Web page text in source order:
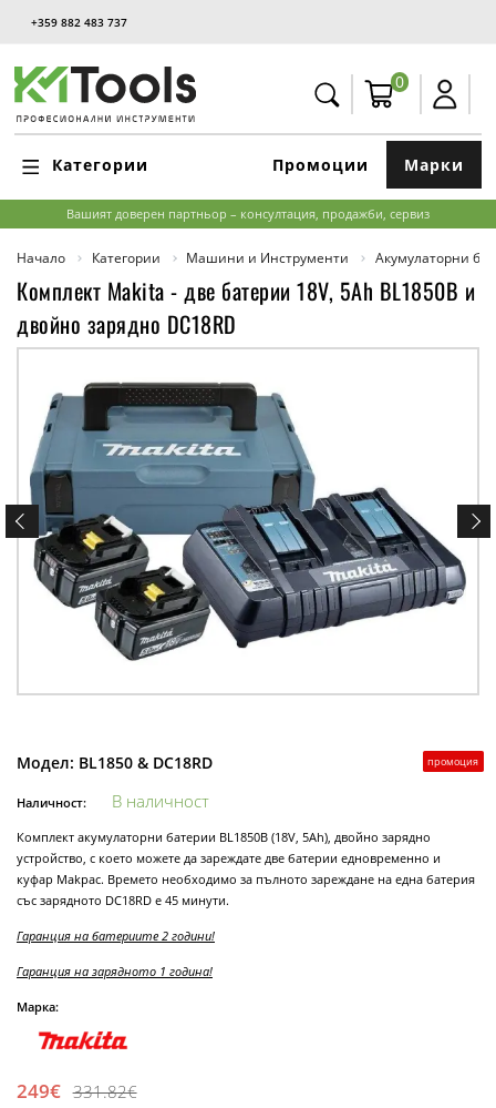
+359 882 483 737
0
Категории Марки
Промоции
Вашият доверен партньор – консултация, продажби, сервиз
Начало Категории Машини и Инструменти Акумулаторни
Комплект Makita - две батерии 18V, 5Ah BL1850B и
двойно зарядно DC18RD
промоция
Модел: BL1850 & DC18RD
Наличност: В наличност
Комплект акумулаторни батерии BL1850B (18V, 5Ah), двойно зарядно
устройство, с което можете да зареждате две батерии едновременно и
куфар Makpac. Времето необходимо за пълното зареждане на една батерия
със зарядното DC18RD е 45 минути.
Гаранция на батериите 2 години!
Гаранция на зарядното 1 година!
Марка:
249€ 331.82€